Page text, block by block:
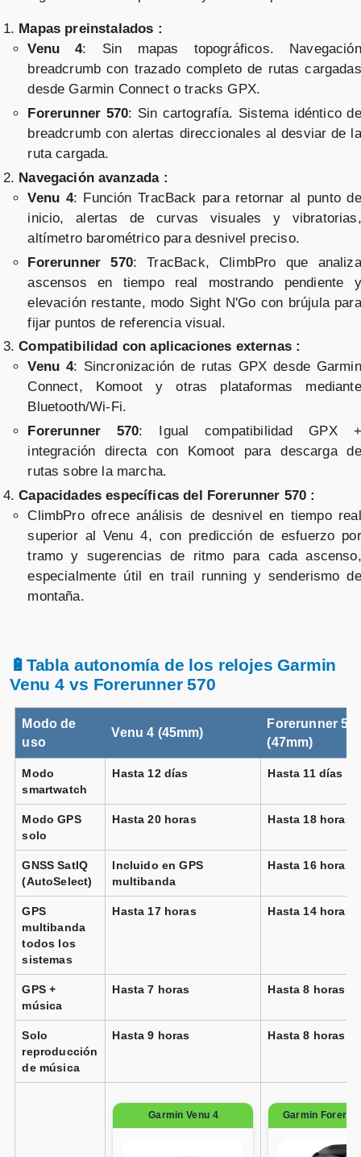
Mapas preinstalados :
Venu 4: Sin mapas topográficos. Navegación
breadcrumb con trazado completo de rutas cargadas
desde Garmin Connect o tracks GPX.
Forerunner 570: Sin cartografía. Sistema idéntico de
breadcrumb con alertas direccionales al desviar de la
ruta cargada.
Navegación avanzada :
Venu 4: Función TracBack para retornar al punto de
inicio, alertas de curvas visuales y vibratorias,
altímetro barométrico para desnivel preciso.
Forerunner 570: TracBack, ClimbPro que analiza
ascensos en tiempo real mostrando pendiente y
elevación restante, modo Sight N'Go con brújula para
fijar puntos de referencia visual.
Compatibilidad con aplicaciones externas :
Venu 4: Sincronización de rutas GPX desde Garmin
Connect, Komoot y otras plataformas mediante
Bluetooth/Wi-Fi.
Forerunner 570: Igual compatibilidad GPX +
integración directa con Komoot para descarga de
rutas sobre la marcha.
Capacidades específicas del Forerunner 570 :
ClimbPro ofrece análisis de desnivel en tiempo real
superior al Venu 4, con predicción de esfuerzo por
tramo y sugerencias de ritmo para cada ascenso,
especialmente útil en trail running y senderismo de
montaña.
🔋Tabla autonomía de los relojes Garmin
Venu 4 vs Forerunner 570
Modo de
uso
Venu 4 (45mm)
Forerunner
(47mm)
Modo
smartwatch
Hasta 12 días Hasta 11 días
Modo GPS
solo
Hasta 20 horas Hasta 18 horas
GNSS SatIQ
(AutoSelect)
Incluido en GPS
multibanda
Hasta 16 horas
GPS
multibanda
todos los
sistemas
Hasta 17 horas Hasta 14 horas
GPS +
música
Hasta 7 horas Hasta 8 horas
Solo
reproducción
de música
Hasta 9 horas Hasta 8 horas
Garmin Venu 4 Garmin